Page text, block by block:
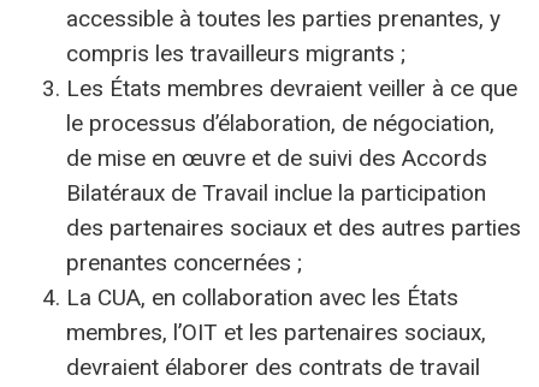
accessible à toutes les parties prenantes, y
compris les travailleurs migrants ;
Les États membres devraient veiller à ce que
le processus d’élaboration, de négociation,
de mise en œuvre et de suivi des Accords
Bilatéraux de Travail inclue la participation
des partenaires sociaux et des autres parties
prenantes concernées ;
La CUA, en collaboration avec les États
membres, l’OIT et les partenaires sociaux,
devraient élaborer des contrats de travail